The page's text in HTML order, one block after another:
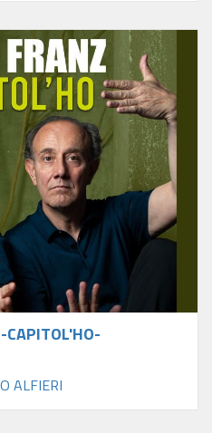
CAPITOL'HO-
ALFIERI